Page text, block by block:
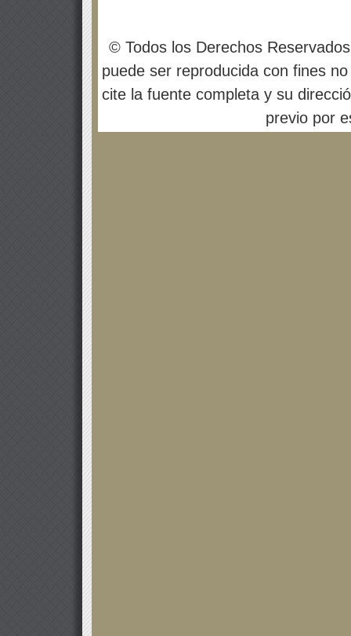
© Todos los Derechos
puede ser reproducida con fines
cite la fuente completa y su
previo por